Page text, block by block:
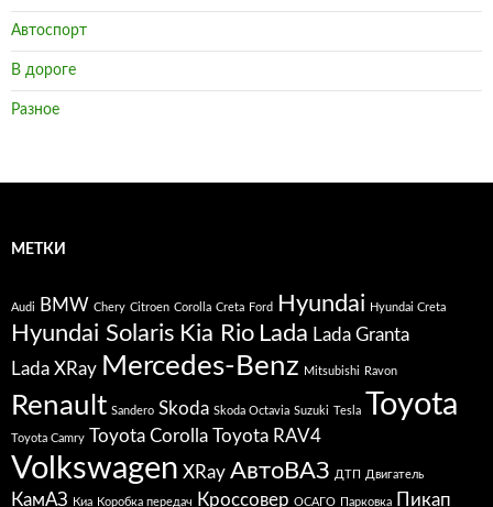
Автоспорт
В дороге
Разное
МЕТКИ
Audi BMW Chery Citroen Corolla Creta Ford Hyundai Hyundai Creta
Hyundai Solaris Kia Rio Lada Lada Granta
Lada XRay Mercedes-Benz Mitsubishi Ravon
Renault Sandero Skoda Skoda Octavia Suzuki Tesla Toyota
Toyota Camry Toyota Corolla Toyota RAV4
Volkswagen XRay АвтоВАЗ ДТП Двигатель
КамАЗ Киа Коробка передач Кроссовер ОСАГО Парковка Пикап